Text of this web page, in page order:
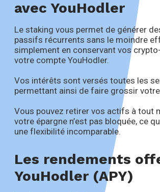
avec YouHodler
Le staking vous permet de générer
passifs récurrents sans le moindre
simplement en conservant vos
votre compte YouHodler.
Vos intérêts sont versés toutes les
permettant ainsi de faire grossir
Vous pouvez retirer vos actifs à tout
votre épargne n’est pas bloquée, ce
une flexibilité incomparable.
Les rendements
YouHodler (APY)